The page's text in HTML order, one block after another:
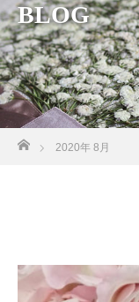
BLOG
2020年 8月